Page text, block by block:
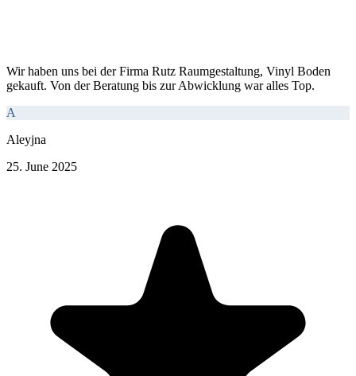
Wir haben uns bei der Firma Rutz Raumgestaltung, Vinyl Boden
gekauft. Von der Beratung bis zur Abwicklung war alles Top.
A
Aleyjna
25. June 2025